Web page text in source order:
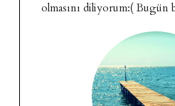
olmasını diliyorum:( Bugün